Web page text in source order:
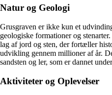
Natur og Geologi
Grusgraven er ikke kun et
geologiske formationer og
lag af jord og sten, der fortæller
udvikling gennem millioner af år.
sandsten og ler, som er dannet
Aktiviteter og Oplevelser